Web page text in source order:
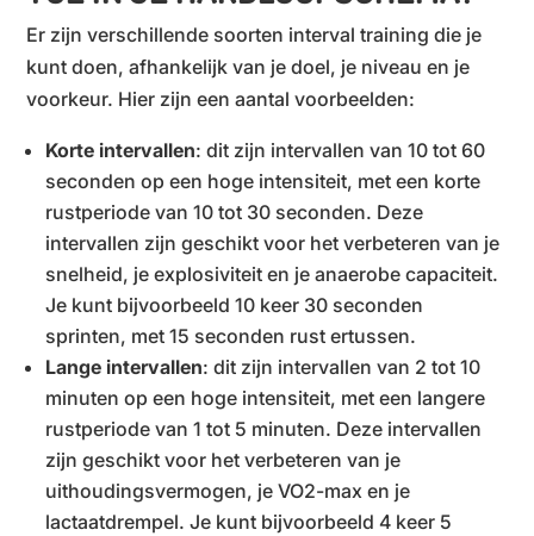
Er zijn verschillende soorten interval training die je
kunt doen, afhankelijk van je doel, je niveau en je
voorkeur. Hier zijn een aantal voorbeelden:
Korte intervallen: dit zijn intervallen van 10 tot 60
seconden op een hoge intensiteit, met een korte
rustperiode van 10 tot 30 seconden. Deze
intervallen zijn geschikt voor het verbeteren van je
snelheid, je explosiviteit en je anaerobe capaciteit.
Je kunt bijvoorbeeld 10 keer 30 seconden
sprinten, met 15 seconden rust ertussen.
Lange intervallen: dit zijn intervallen van 2 tot 10
minuten op een hoge intensiteit, met een langere
rustperiode van 1 tot 5 minuten. Deze intervallen
zijn geschikt voor het verbeteren van je
uithoudingsvermogen, je VO2-max en je
lactaatdrempel. Je kunt bijvoorbeeld 4 keer 5